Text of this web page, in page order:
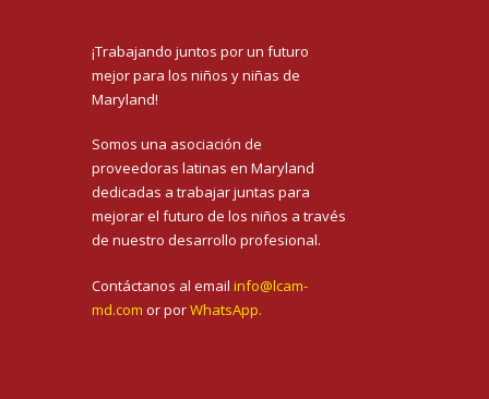
¡Trabajando juntos por un futuro
mejor para los niños y niñas de
Maryland!
Somos una asociación de
proveedoras latinas en Maryland
dedicadas a trabajar juntas para
mejorar el futuro de los niños a través
de nuestro desarrollo profesional.
Contáctanos al email info@lcam-
md.com or porWhatsApp.